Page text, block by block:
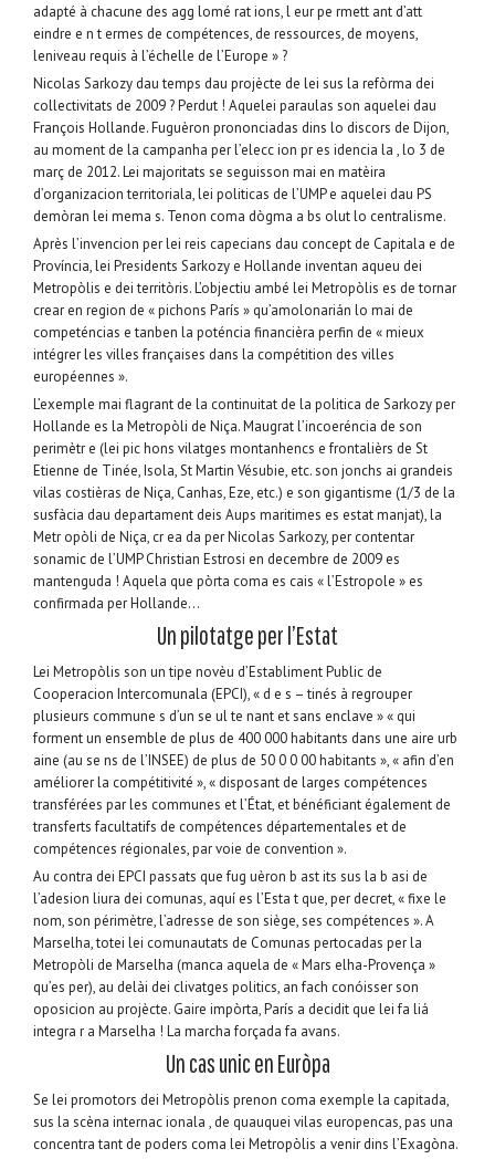
adapté à chacune des agg lomé rat ions, l eur pe rmett ant d’att
eindre e n t ermes de compétences, de ressources, de moyens,
leniveau requis à l’échelle de l’Europe » ?
Nicolas Sarkozy dau temps dau projècte de lei sus la refòrma dei
collectivitats de 2009 ? Perdut ! Aquelei paraulas son aquelei dau
François Hollande. Fuguèron prononciadas dins lo discors de Dijon,
au moment de la campanha per l’elecc ion pr es idencia la , lo 3 de
març de 2012. Lei majoritats se seguisson mai en matèira
d’organizacion territoriala, lei politicas de l’UMP e aquelei dau PS
demòran lei mema s. Tenon coma dògma a bs olut lo centralisme.
Après l’invencion per lei reis capecians dau concept de Capitala e de
Província, lei Presidents Sarkozy e Hollande inventan aqueu dei
Metropòlis e dei territòris. L’objectiu ambé lei Metropòlis es de tornar
crear en region de « pichons París » qu’amolonarián lo mai de
competéncias e tanben la poténcia financièra perfin de « mieux
intégrer les villes françaises dans la compétition des villes
européennes ».
L’exemple mai flagrant de la continuitat de la politica de Sarkozy per
Hollande es la Metropòli de Niça. Maugrat l’incoeréncia de son
perimètr e (lei pic hons vilatges montanhencs e frontalièrs de St
Etienne de Tinée, Isola, St Martin Vésubie, etc. son jonchs ai grandeis
vilas costièras de Niça, Canhas, Eze, etc.) e son gigantisme (1/3 de la
susfàcia dau departament deis Aups maritimes es estat manjat), la
Metr opòli de Niça, cr ea da per Nicolas Sarkozy, per contentar
sonamic de l’UMP Christian Estrosi en decembre de 2009 es
mantenguda ! Aquela que pòrta coma es cais « l’Estropole » es
confirmada per Hollande…
Un pilotatge per l’Estat
Lei Metropòlis son un tipe novèu d’Establiment Public de
Cooperacion Intercomunala (EPCI), « d e s – tinés à regrouper
plusieurs commune s d’un se ul te nant et sans enclave » « qui
forment un ensemble de plus de 400 000 habitants dans une aire urb
aine (au se ns de l’INSEE) de plus de 50 0 0 00 habitants », « afin d’en
améliorer la compétitivité », « disposant de larges compétences
transférées par les communes et l’État, et bénéficiant également de
transferts facultatifs de compétences départementales et de
compétences régionales, par voie de convention ».
Au contra dei EPCI passats que fug uèron b ast its sus la b asi de
l’adesion liura dei comunas, aquí es l’Esta t que, per decret, « fixe le
nom, son périmètre, l’adresse de son siège, ses compétences ». A
Marselha, totei lei comunautats de Comunas pertocadas per la
Metropòli de Marselha (manca aquela de « Mars elha-Provença »
qu’es per), au delài dei clivatges politics, an fach conóisser son
oposicion au projècte. Gaire impòrta, París a decidit que lei fa liá
integra r a Marselha ! La marcha forçada fa avans.
Un cas unic en Euròpa
Se lei promotors dei Metropòlis prenon coma exemple la capitada,
sus la scèna internac ionala , de quauquei vilas europencas, pas una
concentra tant de poders coma lei Metropòlis a venir dins l’Exagòna.